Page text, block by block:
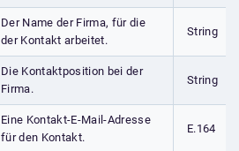
Der Name der Firma, für die
der Kontakt arbeitet.
String
Die Kontaktposition bei der
Firma.
String
Eine Kontakt-E-Mail-Adresse
für den Kontakt.
E.164